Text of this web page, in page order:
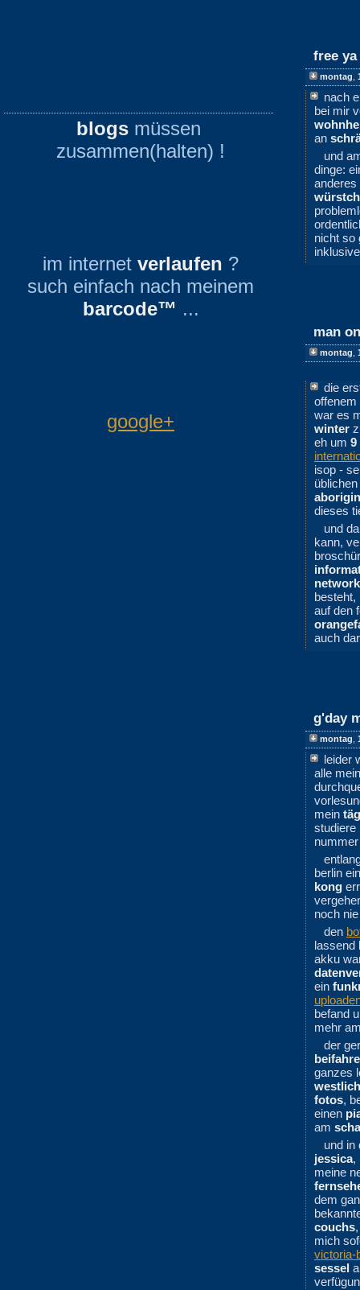
blogs müssen
zusammen(halten) !
im internet verlaufen ?
such einfach nach meinem
barcode™ ...
google+
free
montag
nach
bei mir
an
und
dinge:
nicht so
man
montag
die
offenem
war es
winter
eh um 9
isop -
üblichen
dieses
und
kann,
auf den
auch
g'day
montag
leider
alle
mein
studiere
berlin
kong
noch
den
lassend
akku
ein
befand
mehr
der
ganzes
westlich
fotos,
einen
am
und in
jessica,
meine
dem
couchs
mich
victoria-
sessel